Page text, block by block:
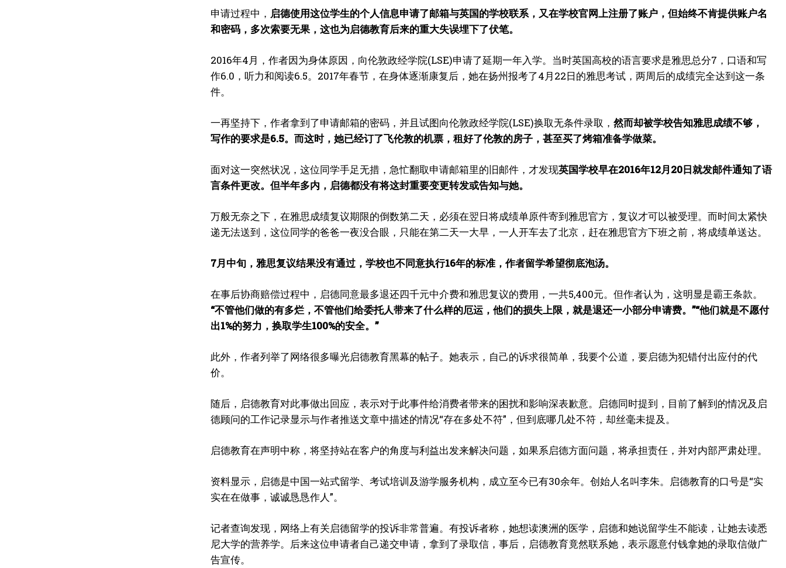
申请过程中， 启德使用这位学生的个人信息申请了邮箱与英国的学校联系，又在学校官网上注册了账户，但始终不肯提供账户名
和密码，多次索要无果，这也为启德教育后来的重大失误埋下了伏笔。
2016年4月，作者因为身体原因，向伦敦政经学院(LSE)申请了延期一年入学。当时英国高校的语言要求是雅思总分7，口语和写
作6.0，听力和阅读6.5。2017年春节，在身体逐渐康复后，她在扬州报考了4月22日的雅思考试，两周后的成绩完全达到这一条
件。
一再坚持下，作者拿到了申请邮箱的密码，并且试图向伦敦政经学院(LSE)换取无条件录取， 然而却被学校告知雅思成绩不够，
写作的要求是6.5。而这时，她已经订了飞伦敦的机票，租好了伦敦的房子，甚至买了烤箱准备学做菜。
面对这一突然状况，这位同学手足无措，急忙翻取申请邮箱里的旧邮件，才发现英国学校早在2016年12月20日就发邮件通知了语
言条件更改。但半年多内，启德都没有将这封重要变更转发或告知与她。
万般无奈之下，在雅思成绩复议期限的倒数第二天，必须在翌日将成绩单原件寄到雅思官方，复议才可以被受理。而时间太紧快
递无法送到，这位同学的爸爸一夜没合眼，只能在第二天一大早，一人开车去了北京，赶在雅思官方下班之前，将成绩单送达。
7月中旬，雅思复议结果没有通过，学校也不同意执行16年的标准，作者留学希望彻底泡汤。
在事后协商赔偿过程中，启德同意最多退还四千元中介费和雅思复议的费用，一共5,400元。但作者认为，这明显是霸王条款。
“不管他们做的有多烂，不管他们给委托人带来了什么样的厄运，他们的损失上限，就是退还一小部分申请费。”“他们就是不愿付
出1%的努力，换取学生100%的安全。”
此外，作者列举了网络很多曝光启德教育黑幕的帖子。她表示，自己的诉求很简单，我要个公道，要启德为犯错付出应付的代
价。
随后，启德教育对此事做出回应，表示对于此事件给消费者带来的困扰和影响深表歉意。启德同时提到，目前了解到的情况及启
德顾问的工作记录显示与作者推送文章中描述的情况“存在多处不符”，但到底哪几处不符，却丝毫未提及。
启德教育在声明中称，将坚持站在客户的角度与利益出发来解决问题，如果系启德方面问题，将承担责任，并对内部严肃处理。
资料显示，启德是中国一站式留学、考试培训及游学服务机构，成立至今已有30余年。创始人名叫李朱。启德教育的口号是“实
实在在做事，诚诚恳恳作人”。
记者查询发现，网络上有关启德留学的投诉非常普遍。有投诉者称，她想读澳洲的医学，启德和她说留学生不能读，让她去读悉
尼大学的营养学。后来这位申请者自己递交申请 ，拿到了录取信，事后， 启德教育竟然联系她，表示愿意付钱拿她的录取信做广
告宣传。